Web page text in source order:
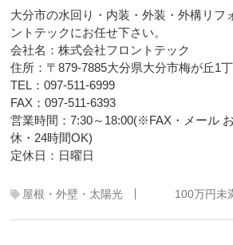
大分市の水回り・内装・外装・外構リフ
ントテックにお任せ下さい。
会社名：株式会社フロントテック
住所：〒879-7885大分県大分市梅が丘1
TEL：097-511-6999
FAX：097-511-6393
営業時間：7:30～18:00(※FAX・メール
休・24時間OK)
定休日：日曜日
屋根・外壁・太陽光 100万円未